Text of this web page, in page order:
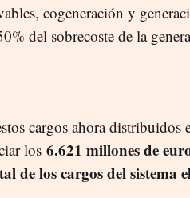
cogeneración y
del sobrecoste de la
cargos ahora distribuidos
los 6.621 millones de
de los cargos del sistema